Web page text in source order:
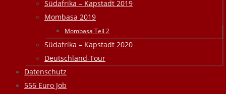
Südafrika – Kapstadt 2019
Mombasa 2019
Mombasa Teil 2
Südafrika – Kapstadt 2020
Deutschland-Tour
Datenschutz
556 Euro Job